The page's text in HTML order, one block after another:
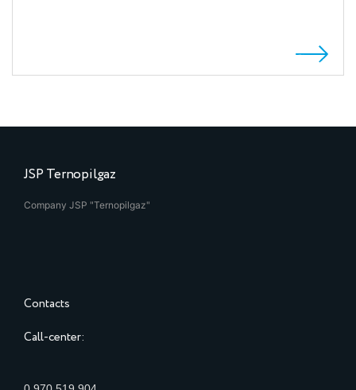
JSP Ternopilgaz
Company JSP "Ternopilgaz"
Contacts
Call-center: